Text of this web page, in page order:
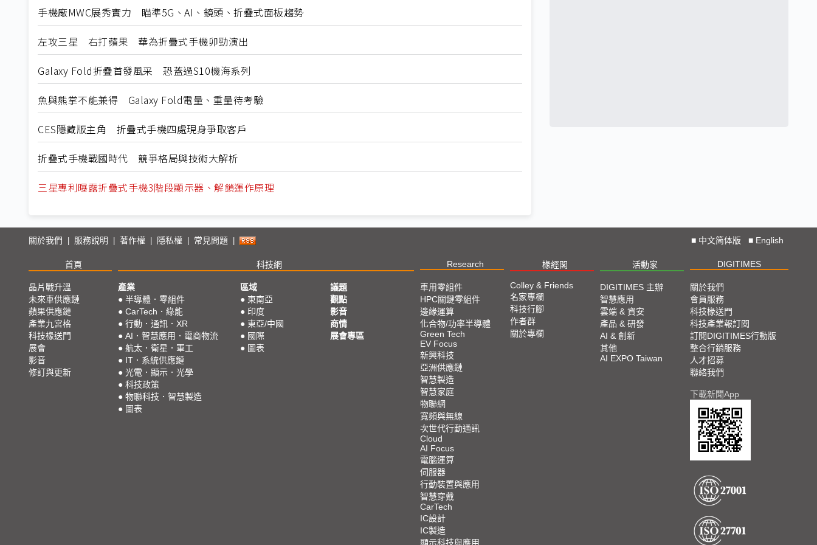
手機廠MWC展秀實力 瞄準5G、AI、鏡頭、折疊式面板趨勢
左攻三星 右打蘋果 華為折疊式手機卯勁演出
Galaxy Fold折疊首發風采 恐蓋過S10機海系列
魚與熊掌不能兼得 Galaxy Fold電量、重量待考驗
CES隱藏版主角 折疊式手機四處現身爭取客戶
折疊式手機戰國時代 競爭格局與技術大解析
三星專利曝露折疊式手機3階段顯示器、解鎖運作原理
關於我們 服務說明 著作權 隱私權 常見問題 ■ 中文简体版 ■ English
首頁 科技網 Research 椽經閣 活動家 DIGITIMES
晶片戰升溫
未來車供應鏈
蘋果供應鏈
產業九宮格
科技椽送門
展會
影音
修訂與更新
產業
● 半導體．零組件
● CarTech．綠能
● 行動．通訊．XR
● AI．智慧應用．電商物流
● 航太．衛星．軍工
● IT．系統供應鏈
● 光電．顯示．光學
● 科技政策
● 物聯科技．智慧製造
● 圖表
區域
● 東南亞
● 印度
● 東亞/中國
● 國際
● 圖表
議題
觀點
影音
商情
展會專區
車用零組件
HPC關鍵零組件
邊緣運算
化合物/功率半導體
Green Tech
EV Focus
新興科技
亞洲供應鏈
智慧製造
智慧家庭
物聯網
寬頻與無線
次世代行動通訊
Cloud
AI Focus
電腦運算
伺服器
行動裝置與應用
智慧穿戴
CarTech
IC設計
IC製造
顯示科技與應用
Colley & Friends
名家專欄
科技行腳
作者群
關於專欄
DIGITIMES 主辦
智慧應用
雲端 & 資安
產品 & 研發
AI & 創新
其他
AI EXPO Taiwan
關於我們
會員服務
科技椽送門
科技產業報訂閱
訂閱DIGITIMES行動版
整合行銷服務
人才招募
聯絡我們
下載新聞App